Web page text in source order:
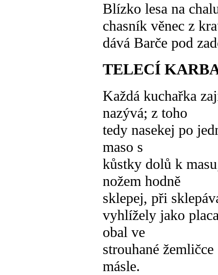
Blízko lesa na
chasník věnec z
dává Barče pod
TELECÍ
Každá kuchařka
nazývá; z toho
tedy nasekej po
maso s
kůstky dolů k
nožem hodně
sklepej, při
vyhlížely jako
obal ve
strouhané
másle.